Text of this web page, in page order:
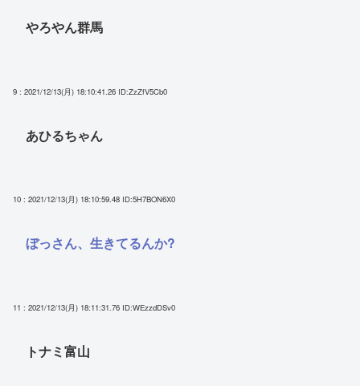
やろやん群馬
9 : 2021/12/13(月) 18:10:41.26 ID:ZzZfV5Cb0
あひるちゃん
10 : 2021/12/13(月) 18:10:59.48 ID:5H7BON6X0
ぼっさん、生きてるんか?
11 : 2021/12/13(月) 18:11:31.76 ID:WEzzdDSv0
トナミ富山